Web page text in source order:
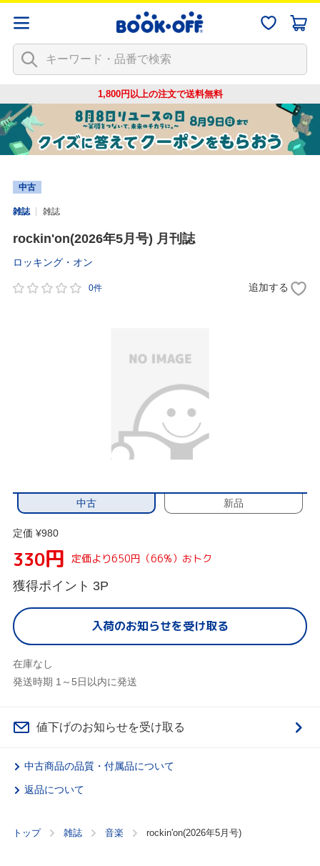
1,800円以上の注文で送料無料
中古
雑誌 雑誌
rockin'on(2026年5月号) 月刊誌
ロッキング・オン
0件 追加する
中古 新品
定価 ¥980
330円 定価より650円（66%）おトク
獲得ポイント 3P
入荷のお知らせを受け取る
在庫なし
発送時期 1～5日以内に発送
値下げのお知らせを受け取る
中古商品の品質・付属品について
返品について
トップ 雑誌 音楽 rockin'on(2026年5月号)